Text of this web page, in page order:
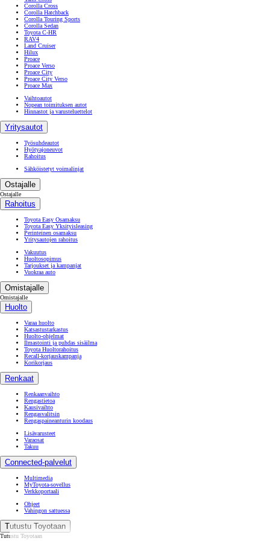
Corolla Cross
Corolla Hatchback
Corolla Touring Sports
Corolla Sedan
Toyota C-HR
RAV4
Land Cruiser
Hilux
Proace
Proace Verso
Proace City
Proace City Verso
Proace Max
Vaihtoautot
Nopean toimituksen autot
Hinnastot ja varusteluettelot
Yritysautot
Työsuhdeautot
Hyötyajoneuvot
Rahoitus
Sähköistetyt voimalinjat
Ostajalle
Ostajalle
Rahoitus
Toyota Easy Osamaksu
Toyota Easy Yksityisleasing
Perinteinen osamaksu
Yritysautojen rahoitus
Vakuutus
Huoltosopimus
Tarjoukset ja kampanjat
Vuokraa auto
Omistajalle
Omistajalle
Huolto
Varaa huolto
Katsastustarkastus
Huolto-ohjelmat
Ilmastointi ja puhdas sisäilma
Toyota Huoltorahoitus
Recall-korjauskampanja
Korikorjaus
Renkaat
Renkaanvaihto
Rengastietoa
Kausivaihto
Rengasvalitsin
Rengaspaineanturin koodaus
Lisävarusteet
Varaosat
Takuu
Connected-palvelut
Multimedia
MyToyota-sovellus
Verkkoportaali
Ohjeet
Vahingon sattuessa
Tutustu Toyotaan
Tutustu Toyotaan